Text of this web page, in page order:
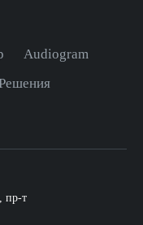
Audiogram
, пр-т